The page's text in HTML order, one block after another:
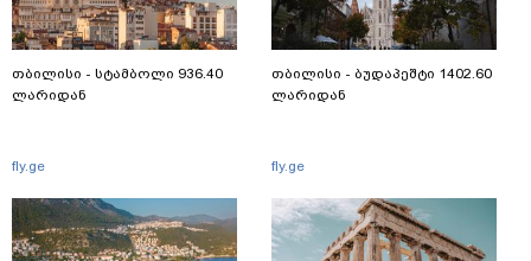
თბილისი - სტამბოლი 936.40
ლარიდან
fly.ge
თბილისი - ბუდაპეშტი 1402.60
ლარიდან
fly.ge